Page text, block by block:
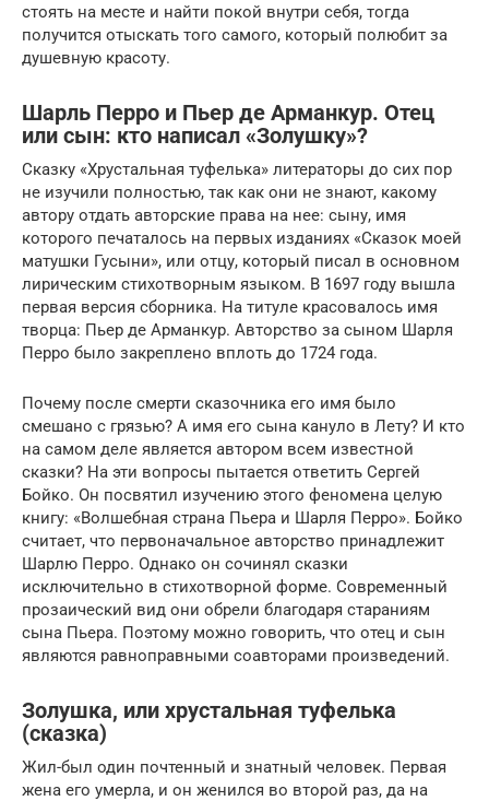
стоять на месте и найти покой внутри себя, тогда
получится отыскать того самого, который полюбит за
душевную красоту.
Шарль Перро и Пьер де Арманкур. Отец
или сын: кто написал «Золушку»?
Сказку «Хрустальная туфелька» литераторы до сих пор
не изучили полностью, так как они не знают, какому
автору отдать авторские права на нее: сыну, имя
которого печаталось на первых изданиях «Сказок моей
матушки Гусыни», или отцу, который писал в основном
лирическим стихотворным языком. В 1697 году вышла
первая версия сборника. На титуле красовалось имя
творца: Пьер де Арманкур. Авторство за сыном Шарля
Перро было закреплено вплоть до 1724 года.
Почему после смерти сказочника его имя было
смешано с грязью? А имя его сына кануло в Лету? И кто
на самом деле является автором всем известной
сказки? На эти вопросы пытается ответить Сергей
Бойко. Он посвятил изучению этого феномена целую
книгу: «Волшебная страна Пьера и Шарля Перро». Бойко
считает, что первоначальное авторство принадлежит
Шарлю Перро. Однако он сочинял сказки
исключительно в стихотворной форме. Современный
прозаический вид они обрели благодаря стараниям
сына Пьера. Поэтому можно говорить, что отец и сын
являются равноправными соавторами произведений.
Золушка, или хрустальная туфелька
(сказка)
Жил-был один почтенный и знатный человек. Первая
жена его умерла, и он женился во второй раз, да на